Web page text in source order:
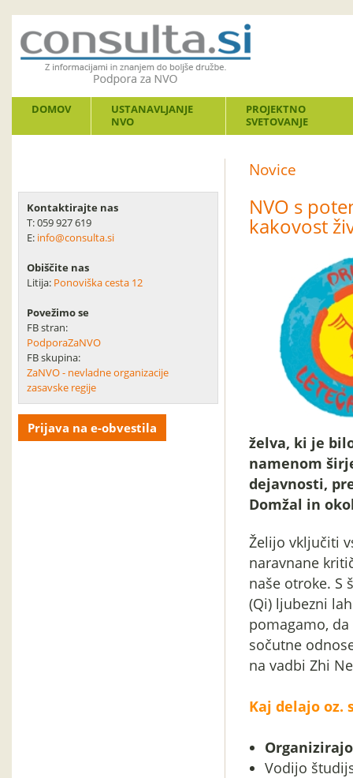
DOMOV
USTANAVLJANJE
NVO
PROJEKTNO
SVETOVANJE
Kontaktirajte nas
T: 059 927 619
E: info@consulta.si
Obiščite nas
Litija: Ponoviška cesta 12
Povežimo se
FB stran:
PodporaZaNVO
FB skupina:
ZaNVO - nevladne organizacije
zasavske regije
Prijava na e-obvestila
Novice
NVO s
kakovost
želva, ki je
namenom
dejavnosti,
Domžal in
Želijo vključiti
naravnane
naše otroke. S
(Qi) ljubezni
pomagamo,
sočutne
na vadbi Zhi
Kaj delajo oz.
Vodijo